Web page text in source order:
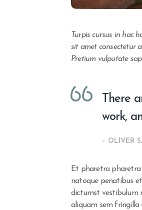
Turpis cursus in hac
sit amet consectetur
Pretium vulputate
There
work,
– OLIVER
Et pharetra pharetra
natoque penatibus
dictumst vestibulum
aliquam sem